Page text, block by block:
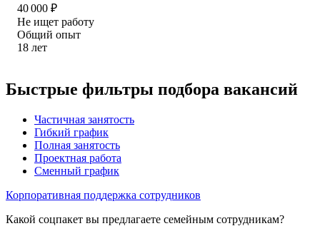
40 000 ₽
Не ищет работу
Общий опыт
18 лет
Быстрые фильтры подбора вакансий
Частичная занятость
Гибкий график
Полная занятость
Проектная работа
Сменный график
Корпоративная поддержка сотрудников
Какой соцпакет вы предлагаете семейным сотрудникам?